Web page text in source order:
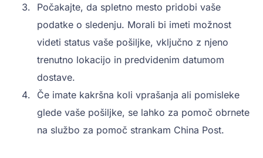
Počakajte, da spletno mesto pridobi vaše
podatke o sledenju. Morali bi imeti možnost
videti status vaše pošiljke, vključno z njeno
trenutno lokacijo in predvidenim datumom
dostave.
Če imate kakršna koli vprašanja ali pomisleke
glede vaše pošiljke, se lahko za pomoč obrnete
na službo za pomoč strankam China Post.